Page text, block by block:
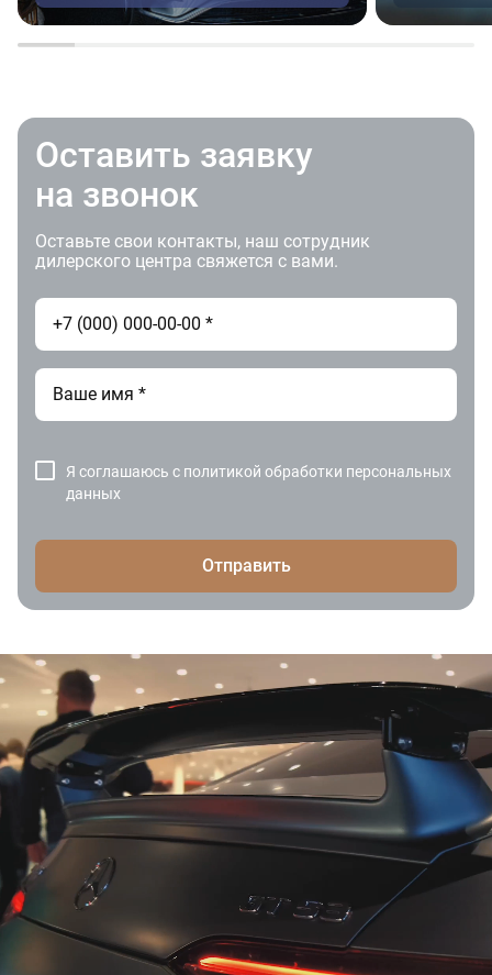
Оставить заявку
на звонок
Оставьте свои контакты, наш сотрудник
дилерского центра свяжется с вами.
Я соглашаюсь с политикой обработки персональных
данных
Отправить